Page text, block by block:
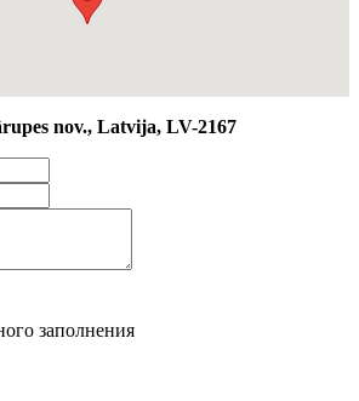
nov., Latvija, LV-2167
заполнения